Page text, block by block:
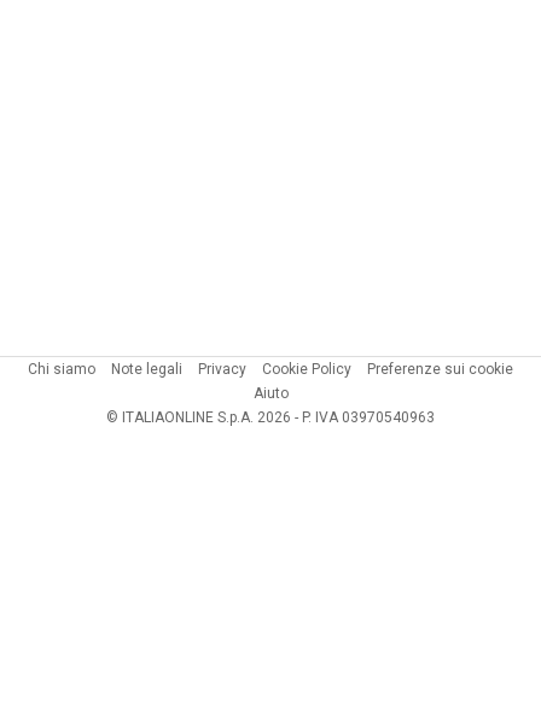
Chi siamo Note legali Privacy Cookie Policy
Preferenze sui cookie
Aiuto
© ITALIAONLINE S.p.A. 2026 - P. IVA 03970540963